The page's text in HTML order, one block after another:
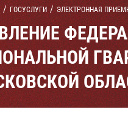
ГОСУСЛУГИ ЭЛЕКТРОННАЯ